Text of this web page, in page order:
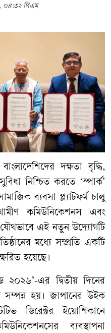
০৪:৩২ পিএম
দক্ষতা বৃদ্ধি,
নিশ্চিত করতে ‘স্পার্ক’
ব্যবসা প্ল্যাটফর্ম চালু
কমিউনিকেশনস এবং
এই নতুন উদ্যোগটি
মধ্যে সম্প্রতি একটি
হয়েছে।
২০২৬’-এর দ্বিতীয় দিনের
হয়। জাপানের উইক
ডিরেক্টর ইয়োশিকানে
ব্যবস্থাপনা